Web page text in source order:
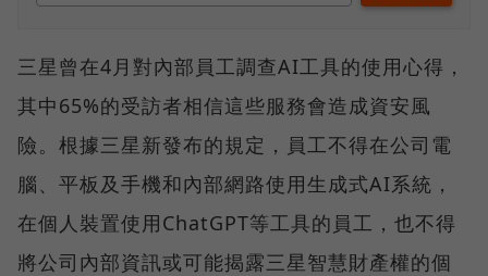
三星曾在4月對內部員工調查AI工具的使用心得，
其中65%的受訪者相信這些服務會造成資安風
險。根據三星新發布的規定，員工不得在公司電
腦、平板及手機和內部網路使用生成式AI系統，
在個人裝置使用ChatGPT等工具的員工，也不得
將公司內部資訊或可能揭露三星智慧財產權的個